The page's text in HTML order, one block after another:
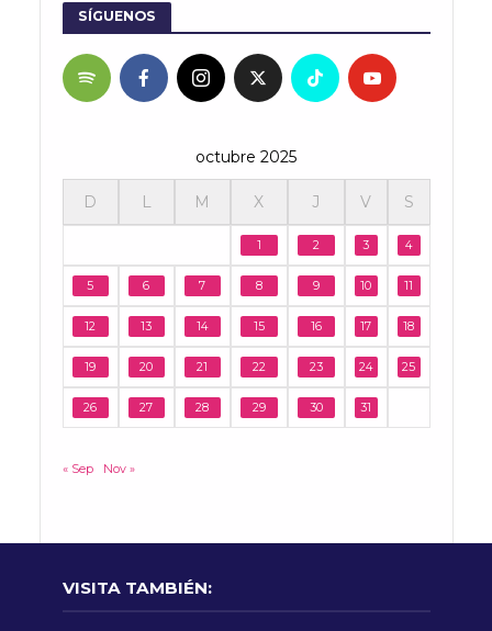
SÍGUENOS
octubre 2025
D L M X J V S
1 2 3 4
5 6 7 8 9 10 11
12 13 14 15 16 17 18
19 20 21 22 23 24 25
26 27 28 29 30 31
« Sep Nov »
VISITA TAMBIÉN: